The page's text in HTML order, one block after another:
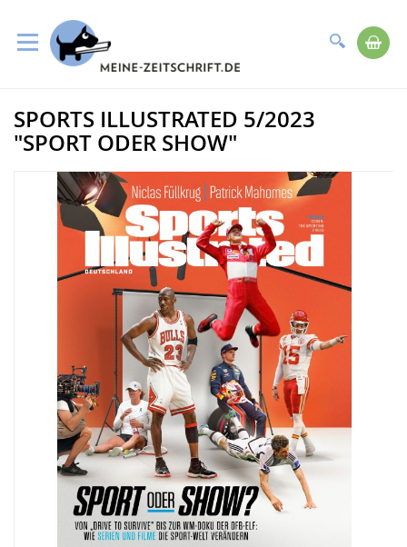
Suche
zum
Inhalt
Zum
Ende
der
Bildergalerie
springen
SPORTS ILLUSTRATED 5/2023
"SPORT ODER SHOW"